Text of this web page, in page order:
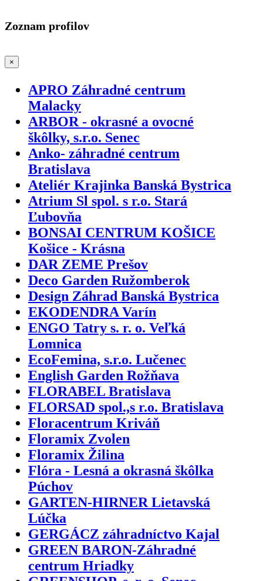
Zoznam profilov
×
APRO Záhradné centrum
Malacky
ARBOR - okrasné a ovocné
škôlky, s.r.o. Senec
Anko- záhradné centrum
Bratislava
Ateliér Krajinka Banská Bystrica
Atrium Sl spol. s r.o. Stará
Ľubovňa
BONSAI CENTRUM KOŠICE
Košice - Krásna
DAR ZEME Prešov
Deco Garden Ružomberok
Design Záhrad Banská Bystrica
EKODENDRA Varín
ENGO Tatry s. r. o. Veľká
Lomnica
EcoFemina, s.r.o. Lučenec
English Garden Rožňava
FLORABEL Bratislava
FLORSAD spol.,s r.o. Bratislava
Floracentrum Kriváň
Floramix Zvolen
Floramix Žilina
Flóra - Lesná a okrasná škôlka
Púchov
GARTEN-HIRNER Lietavská
Lúčka
GERGÁCZ záhradníctvo Kajal
GREEN BARON-Záhradné
centrum Hriadky